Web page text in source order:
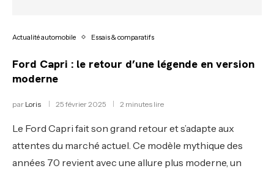
Actualité automobile Essais & comparatifs
Ford Capri : le retour d’une légende en version
moderne
par Loris 25 février 2025 2 minutes lire
Le Ford Capri fait son grand retour et s’adapte aux
attentes du marché actuel. Ce modèle mythique des
années 70 revient avec une allure plus moderne, un